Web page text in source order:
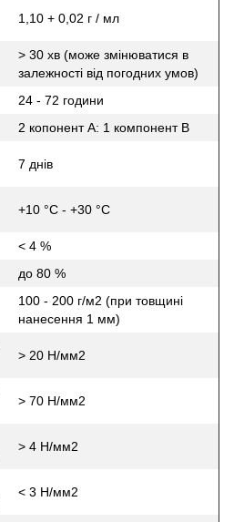
1,10 + 0,02 г / мл
> 30 хв (може змінюватися в
залежності від погодних умов)
24 - 72 години
2 копонент А: 1 компонент В
7 днів
+10 °C - +30 °C
< 4 %
до 80 %
100 - 200 г/м2 (при товщині
нанесення 1 мм)
> 20 Н/мм2
> 70 Н/мм2
> 4 Н/мм2
< 3 Н/мм2